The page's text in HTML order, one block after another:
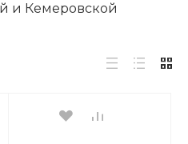
и Кемеровской